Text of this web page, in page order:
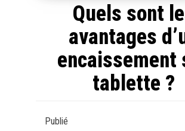
Quels sont
avantages
encaissement
tablette ?
Publié